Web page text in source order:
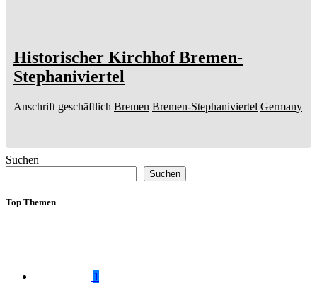
Historischer Kirchhof Bremen-
Stephaniviertel
Anschrift geschäftlich Bremen Bremen-Stephaniviertel Germany
Suchen
Suchen
Top Themen
1